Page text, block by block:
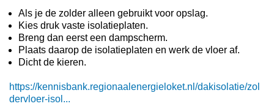
Als je de zolder alleen gebruikt voor opslag.
Kies druk vaste isolatieplaten.
Breng dan eerst een dampscherm.
Plaats daarop de isolatieplaten en werk de vloer af.
Dicht de kieren.
https://kennisbank.regionaalenergieloket.nl/dakisolatie/zol
dervloer-isol...